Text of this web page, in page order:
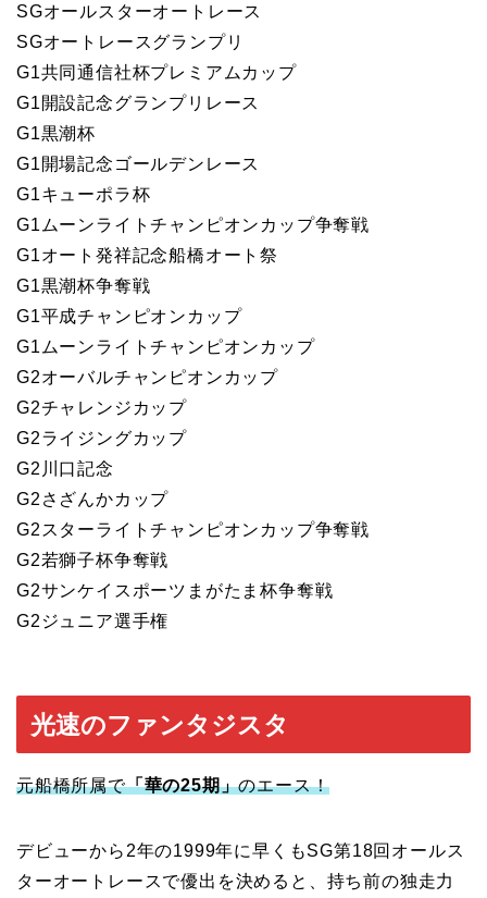
SGオールスターオートレース
SGオートレースグランプリ
G1共同通信社杯プレミアムカップ
G1開設記念グランプリレース
G1黒潮杯
G1開場記念ゴールデンレース
G1キューポラ杯
G1ムーンライトチャンピオンカップ争奪戦
G1オート発祥記念船橋オート祭
G1黒潮杯争奪戦
G1平成チャンピオンカップ
G1ムーンライトチャンピオンカップ
G2オーバルチャンピオンカップ
G2チャレンジカップ
G2ライジングカップ
G2川口記念
G2さざんかカップ
G2スターライトチャンピオンカップ争奪戦
G2若獅子杯争奪戦
G2サンケイスポーツまがたま杯争奪戦
G2ジュニア選手権
光速のファンタジスタ
元船橋所属で「華の25期」のエース！
デビューから2年の1999年に早くもSG第18回オールス
ターオートレースで優出を決めると、持ち前の独走力